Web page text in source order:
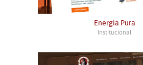
Energia Pura
Institucional